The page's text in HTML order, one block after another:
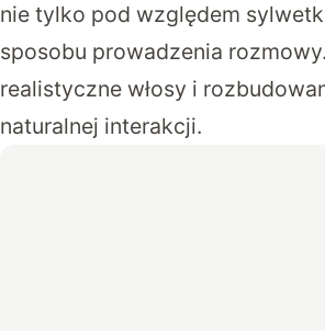
nie tylko pod względem
sposobu prowadzenia
realistyczne włosy i
naturalnej interakcji.